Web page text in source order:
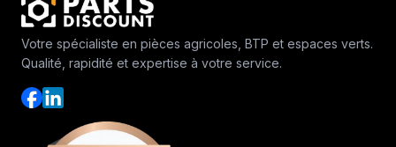
Votre spécialiste en pièces agricoles, BTP et espaces verts.
Qualité, rapidité et expertise à votre service.